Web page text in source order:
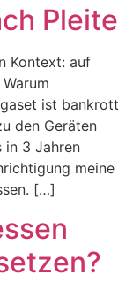
Pleite
Kontext: auf
ist bankrott
den Geräten
in 3 Jahren
meine
[…]